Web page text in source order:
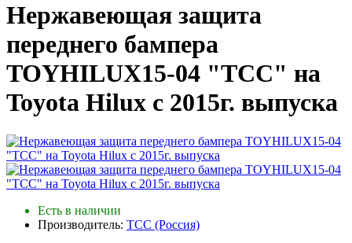
Нержавеющая защита
переднего бампера
TOYHILUX15-04 "TCC" на
Toyota Hilux с 2015г. выпуска
Есть в наличии
Производитель: ТСС (Россия)